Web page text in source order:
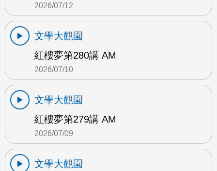
2026/07/12
文學大觀園
紅樓夢第280講 AM
2026/07/10
文學大觀園
紅樓夢第279講 AM
2026/07/09
文學大觀園